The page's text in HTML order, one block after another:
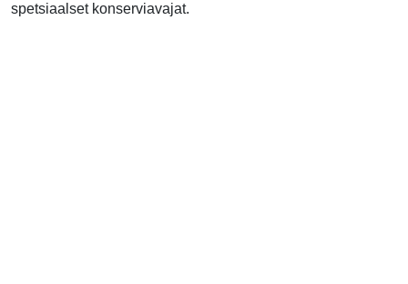
spetsiaalset konserviavajat.